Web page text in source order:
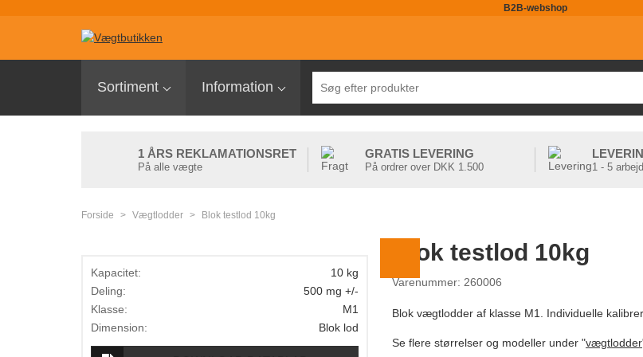
B2B-webshop
Sortiment Information
Sortiment
Laboratorievægte
1 ÅRS REKLAMATIONSRET
På alle vægte
GRATIS LEVERING
På ordrer over DKK 1.500 1 - 5
Forside > Vægtlodder > Blok testlod 10kg
Kapacitet:
10 kg
Deling:
500 mg +/-
Klasse:
M1
Dimension:
Blok lod
Blok testlod 10kg
Varenummer: 260006
Blok vægtlodder af klasse M1. Individuelle
Se flere størrelser og modeller under "vægtlodder